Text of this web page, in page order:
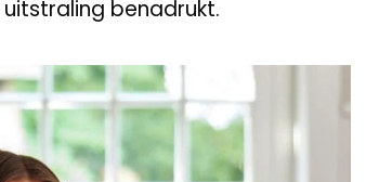
benadrukt.